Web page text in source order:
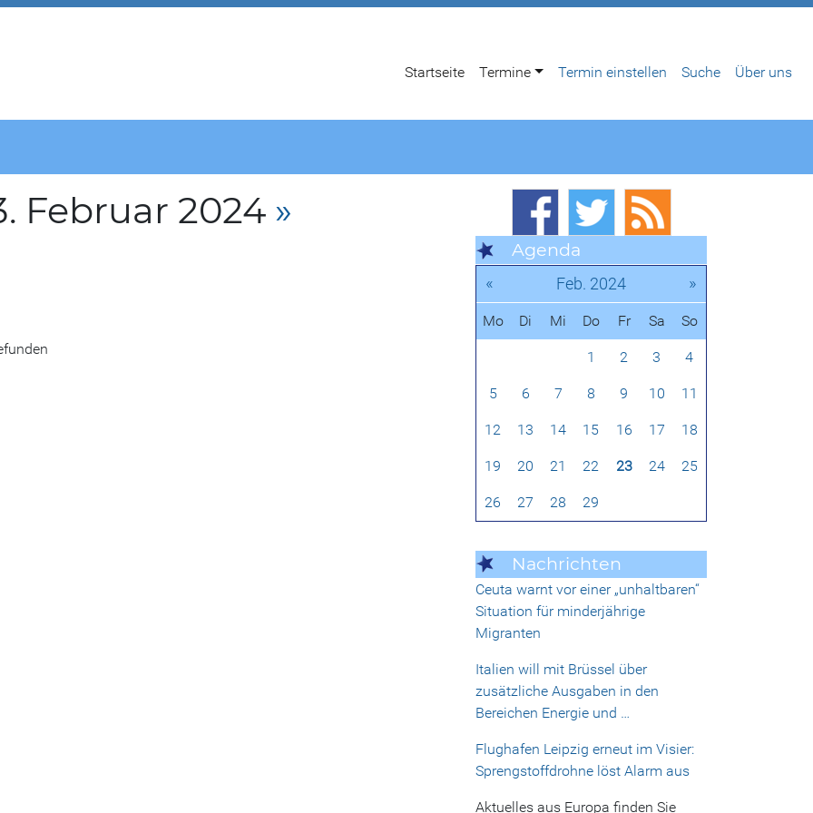
Startseite Termine Termin einstellen Suche Über uns
Februar 2024 »
Agenda
« Feb. 2024 »
Mo Di Mi Do Fr Sa So
1 2 3 4
5 6 7 8 9 10 11
12 13 14 15 16 17 18
19 20 21 22 23 24 25
26 27 28 29
Nachrichten
Ceuta warnt vor einer „unhaltbaren“
Situation für minderjährige
Migranten
Italien will mit Brüssel über
zusätzliche Ausgaben in den
Bereichen Energie und …
Flughafen Leipzig erneut im Visier:
Sprengstoffdrohne löst Alarm aus
Aktuelles aus Europa finden Sie